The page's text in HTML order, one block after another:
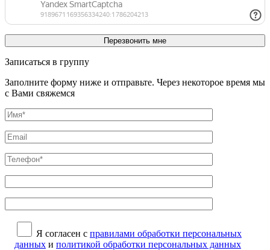
Записаться в группу
Заполните форму ниже и отправьте. Через некоторое время мы
с Вами свяжемся
Я согласен с правилами обработки персональных
данных и политикой обработки персональных данных